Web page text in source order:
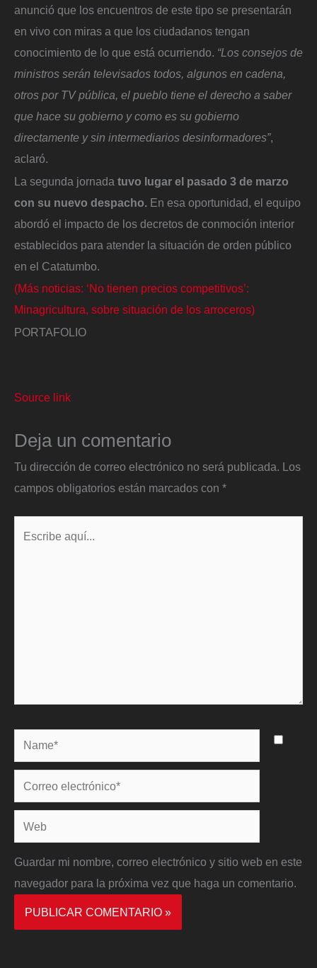
anunció que los encuentros de este tipo se presentarán
en vivo con miras a que los ciudadanos tengan
conocimiento de lo que está ocurriendo. “Los consejos de
ministros serán televisados todos, algunos en cadena,
otros por TV pública, el pueblo tiene el derecho a saber
que hace su gobierno y como es su gobierno
directamente y sin intermediarios desinformadores”,
aclaró.
La segunda jornada tuvo lugar el pasado 3 de marzo
con su nuevo despacho. En esa oportunidad, el equipo
abordó el impacto de los decretos de conmoción interior
establecidos para atender la situación de orden público
en el Catatumbo.
(Más noticias: ‘No tienen precios competitivos’:
Minagricultura, sobre situación de los arroceros)
PORTAFOLIO
Source link
Deja un comentario
Tu dirección de correo electrónico no será publicada. Los
campos obligatorios están marcados con *
Name*
Correo
electrónico*
Web
Guardar mi nombre, correo electrónico y sitio web en este
navegador para la próxima vez que haga un comentario.